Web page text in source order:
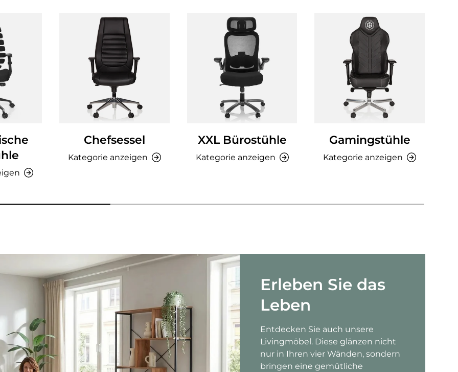
Chefsessel
Kategorie anzeigen
XXL Bürostühle
Kategorie anzeigen
Gamingstühle
Kategorie anzeigen
- AMIO H - Büroschrank
Erleben Sie das
Leben
Entdecken Sie auch unsere
Livingmöbel. Diese glänzen nicht
nur in Ihren vier Wänden, sondern
bringen eine gemütliche